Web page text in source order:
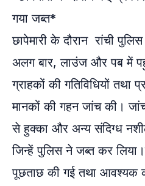
गया जब्त*
छापेमारी के दौरान रांची
अलग बार, लाउंज और पब में
ग्राहकों की गतिविधियों तथा
मानकों की गहन जांच की।
से हुक्का और अन्य संदिग्ध
जिन्हें पुलिस ने जब्त कर
पूछताछ की गई तथा आवश्यक